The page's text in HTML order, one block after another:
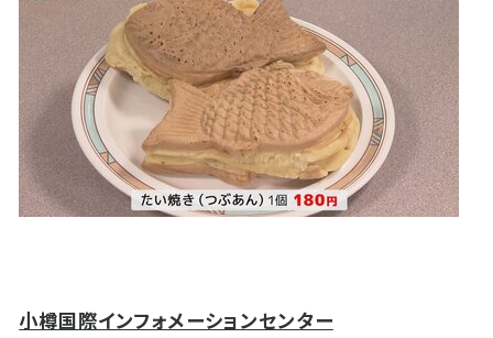
小樽国際インフォメーションセンター